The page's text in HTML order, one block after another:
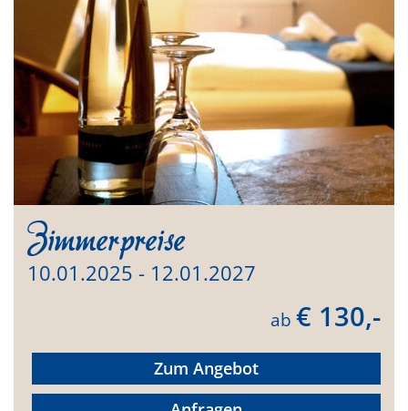
Zimmerpreise
10.01.2025 - 12.01.2027
ab € 130,-
Zum Angebot